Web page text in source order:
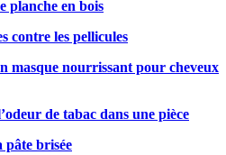
planche en bois
contre les pellicules
masque nourrissant pour cheveux
de tabac dans une pièce
pâte brisée